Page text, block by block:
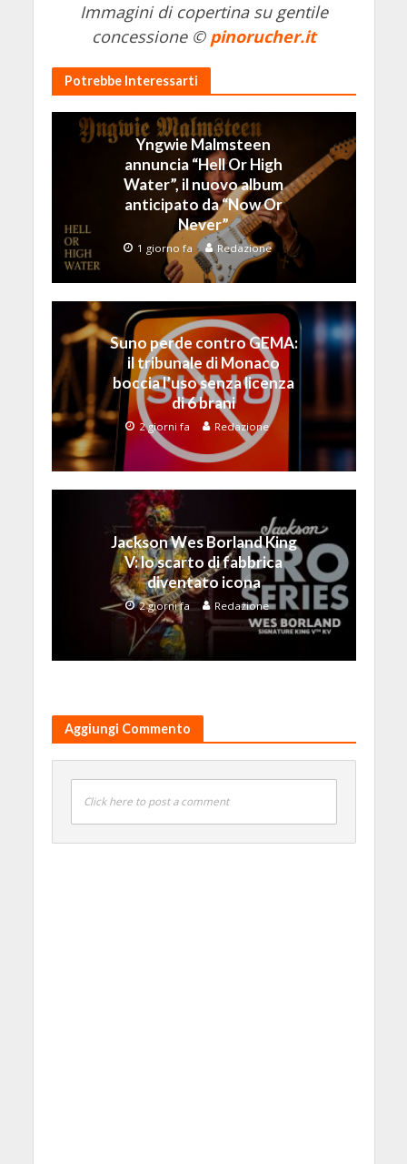
Immagini di copertina su gentile
concessione © pinorucher.it
Potrebbe Interessarti
Yngwie Malmsteen
annuncia “Hell Or High
Water”, il nuovo album
anticipato da “Now Or
Never”
1 giorno fa Redazione
Suno perde contro GEMA:
il tribunale di Monaco
boccia l’uso senza licenza
di 6 brani
2 giorni fa Redazione
Jackson Wes Borland King
V: lo scarto di fabbrica
diventato icona
2 giorni fa Redazione
Aggiungi Commento
Click here to post a comment